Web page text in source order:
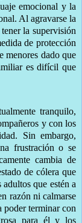
emocional y la
Al agravarse la
la supervisión
de protección
menores dado que
es difícil que
tranquilo,
y con los
Sin embargo,
frustración o se
cambia de
de cólera que
que estén a
razón ni calmarse
poder terminar con
para él y los